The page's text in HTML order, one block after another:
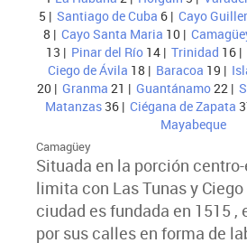
5 | Santiago de Cuba 6 | Cayo
8 | Cayo Santa Maria 10 |
13 | Pinar del Río 14 | Trinidad 16 |
Ciego de Ávila 18 | Baracoa 19 |
20 | Granma 21 | Guantánamo22 |
Matanzas 36 | Ciégana de Zapata
Mayabeque
Camagüey
Situada en la porción
limita con Las Tunas y
ciudad es fundada en 1515 ,
por sus calles en forma de